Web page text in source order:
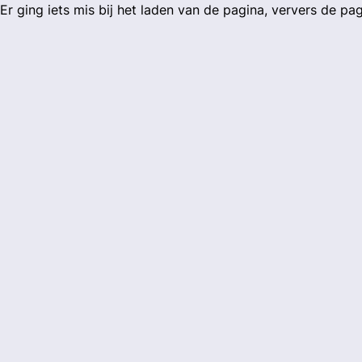
Er ging iets mis bij het laden van de pagina, ververs de